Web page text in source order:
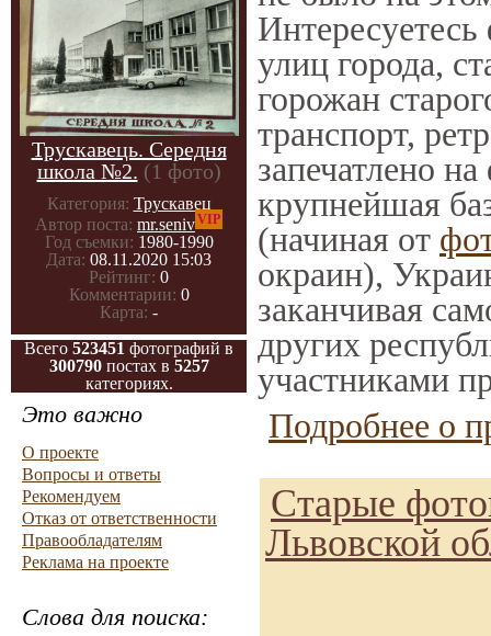
Трускавець. Середня
школа №2. (1 фото)
Категория: Трускавец
Автор поста: mr.senivVIP
Год съемки: 1980-1990
Дата: 08.11.2020 15:03
Рейтинг: 0
Комментарии: 0
Карта: -
Всего 523451 фотографий в
300790постах в 5257
категориях.
Это важно
О проекте
Вопросы и ответы
Рекомендуем
Отказ от ответственности
Правообладателям
Реклама на проекте
Слова для поиска:
Интересуетесь
улиц города,
горожан
транспорт,
запечатлено
крупнейшая
(начиная от
окраин),
заканчивая
других
участниками
Подробнее о
Старые
Львовской